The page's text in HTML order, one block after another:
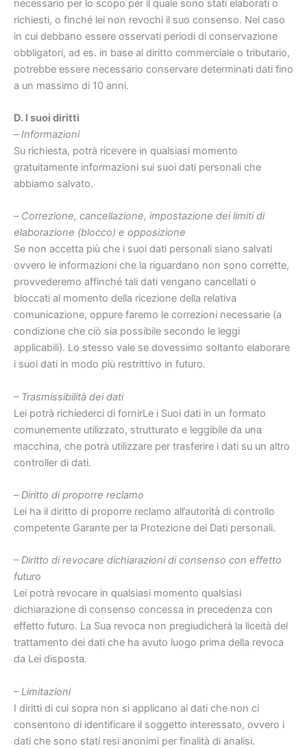
necessario per lo scopo per il quale sono stati elaborati o
richiesti, o finché lei non revochi il suo consenso. Nel caso
in cui debbano essere osservati periodi di conservazione
obbligatori, ad es. in base al diritto commerciale o tributario,
potrebbe essere necessario conservare determinati dati fino
a un massimo di 10 anni.
D. I suoi diritti
–Informazioni
Su richiesta, potrà ricevere in qualsiasi momento
gratuitamente informazioni sui suoi dati personali che
abbiamo salvato.
– Correzione, cancellazione, impostazione dei limiti di
elaborazione (blocco) e opposizione
Se non accetta più che i suoi dati personali siano salvati
ovvero le informazioni che la riguardano non sono corrette,
provvederemo affinché tali dati vengano cancellati o
bloccati al momento della ricezione della relativa
comunicazione, oppure faremo le correzioni necessarie (a
condizione che ciò sia possibile secondo le leggi
applicabili). Lo stesso vale se dovessimo soltanto elaborare
i suoi dati in modo più restrittivo in futuro.
– Trasmissibilità dei dati
Lei potrà richiederci di fornirLe i Suoi dati in un formato
comunemente utilizzato, strutturato e leggibile da una
macchina, che potrà utilizzare per trasferire i dati su un altro
controller di dati.
–Diritto di proporre reclamo
Lei ha il diritto di proporre reclamo all’autorità di controllo
competente Garante per la Protezione dei Dati personali.
– Diritto di revocare dichiarazioni di consenso con effetto
futuro
Lei potrà revocare in qualsiasi momento qualsiasi
dichiarazione di consenso concessa in precedenza con
effetto futuro. La Sua revoca non pregiudicherà la liceità del
trattamento dei dati che ha avuto luogo prima della revoca
da Lei disposta.
– Limitazioni
I diritti di cui sopra non si applicano ai dati che non ci
consentono di identificare il soggetto interessato, ovvero i
dati che sono stati resi anonimi per finalità di analisi.